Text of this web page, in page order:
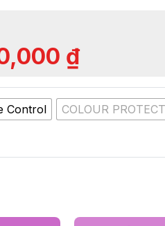
₫
Control COLOUR PROTECT
sóc tóc chuyên biệt